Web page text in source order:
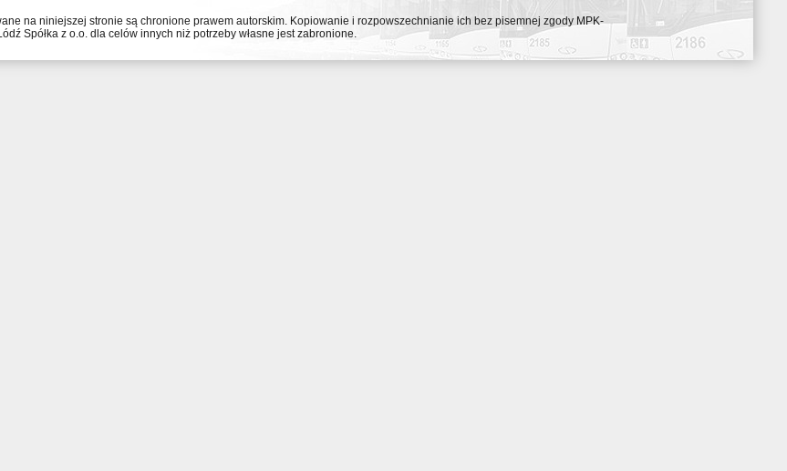
na niniejszej stronie są chronione prawem autorskim. Kopiowanie i rozpowszechnianie ich bez pisemnej zgody MPK-
Spółka z o.o. dla celów innych niż potrzeby własne jest zabronione.